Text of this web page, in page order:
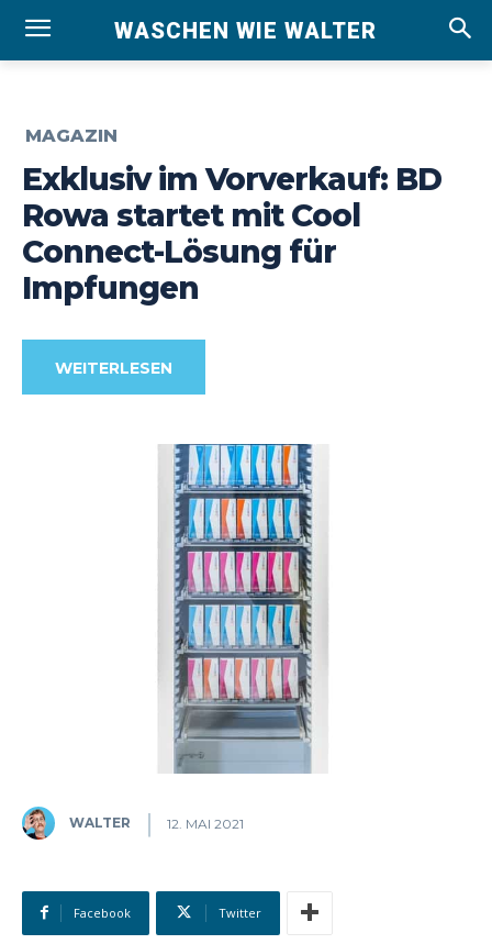
WASCHEN WIE WALTER
MAGAZIN
Exklusiv im Vorverkauf: BD
Rowa startet mit Cool
Connect-Lösung für
Impfungen
WEITERLESEN
WALTER 12. MAI 2021
Facebook Twitter